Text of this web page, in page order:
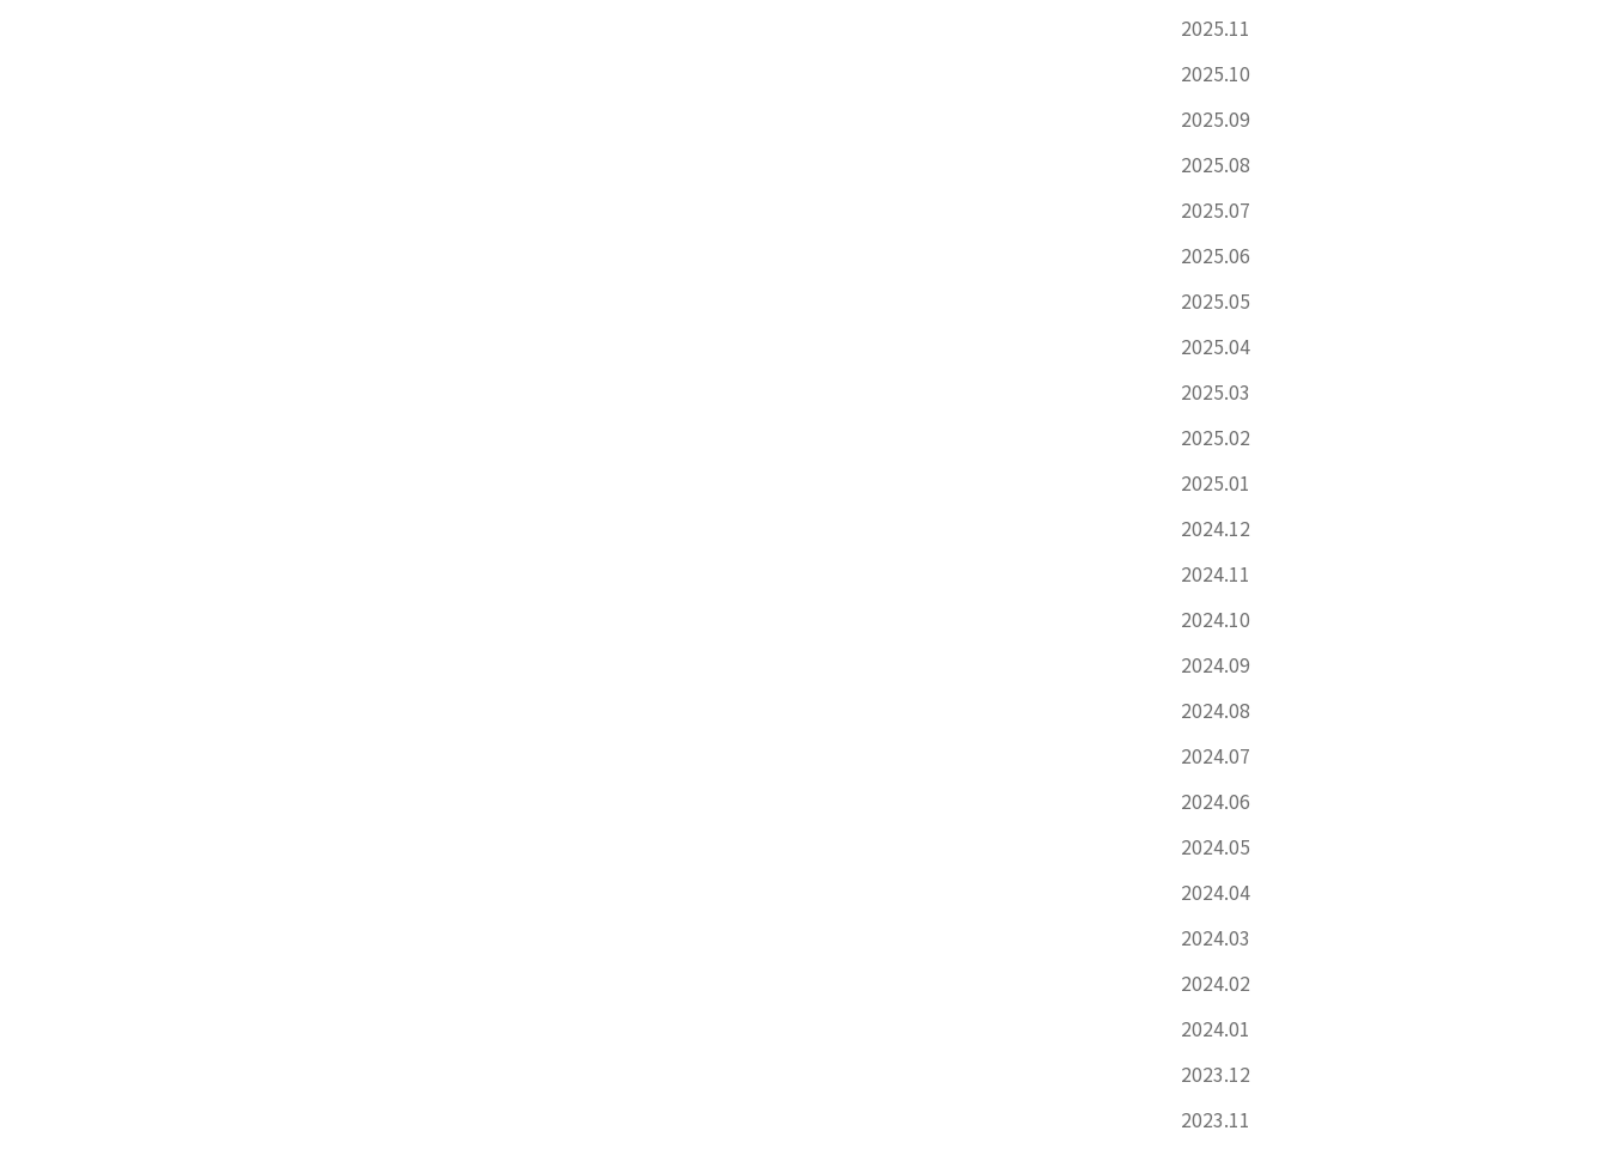
2025.11
2025.10
2025.09
2025.08
2025.07
2025.06
2025.05
2025.04
2025.03
2025.02
2025.01
2024.12
2024.11
2024.10
2024.09
2024.08
2024.07
2024.06
2024.05
2024.04
2024.03
2024.02
2024.01
2023.12
2023.11